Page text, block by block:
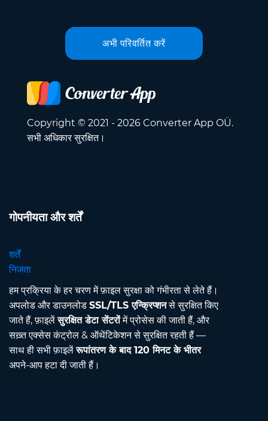
अभी परिवर्तित करें
Copyright © 2021 - 2026 Converter App OÜ.
सभी अधिकार सुरक्षित।
गोपनीयता और शर्तें
शर्तें
निजता
हम प्रक्रिया के हर चरण में फ़ाइल सुरक्षा को गंभीरता से लेते हैं।
अपलोड और डाउनलोड SSL/TLS एन्क्रिप्शनसे सुरक्षित किए
जाते हैं, फ़ाइलेंसुरक्षित डेटा सेंटरोंमें प्रोसेस की जाती हैं, और
सख़्त एक्सेस कंट्रोल & ऑथेंटिकेशन से सुरक्षित रहती हैं —
साथ ही सभी फ़ाइलेंरूपांतरण के बाद 120 मिनट के भीतर
अपने-आप हटा दी जाती हैं।